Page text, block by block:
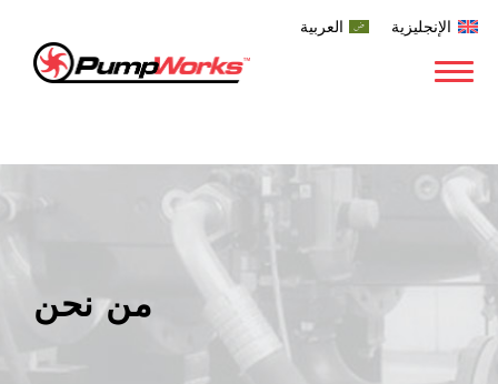
الإنجليزية العربية
من نحن